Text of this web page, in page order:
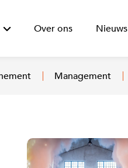
Over ons Nieuws
Management